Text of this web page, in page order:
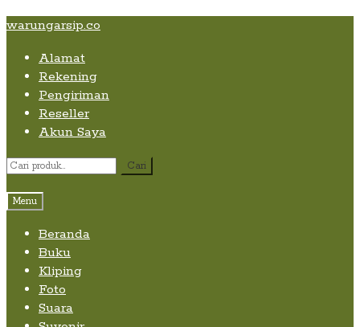
Skip
content
Skip
navigation
Skip
content
warungarsip.co
Alamat
Rekening
Pengiriman
Reseller
Akun Saya
Pencarian
Cari
Menu
Beranda
Buku
Kliping
Foto
Suara